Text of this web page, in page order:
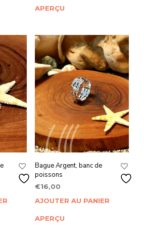
APERÇU
Bague Argent, banc de
poissons
€16,00
AJOUTER AU PANIER
APERÇU